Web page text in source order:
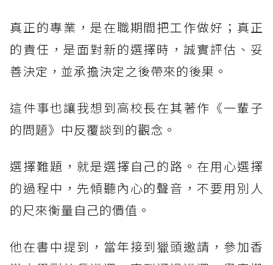
真正的專業，是在職期間把工作做好；真正
的責任，是面對新的選擇時，誠實評估、妥
善決定，並承擔決定之後帶來的後果。
這件事也讓我想到高校長在其著作《一輩子
的問題》中反覆談到的觀念。
選擇難題，就是選擇自己的路。在用心選擇
的過程中，先傾聽內心的聲音，不要用別人
的尺來衡量自己的價值。
他在書中提到，當年接到獵頭邀請，參加香